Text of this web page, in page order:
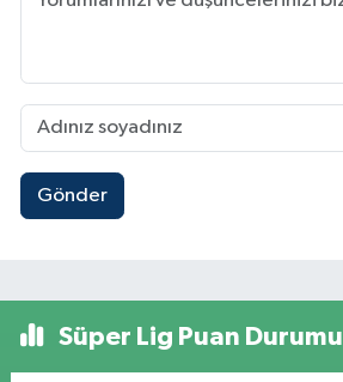
Gönder
Süper Lig Puan Durumu